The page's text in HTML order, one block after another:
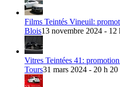
Films Teintés Vineuil:
Blois13 novembre 2024 - 12
Vitres Teintées 41:
Tours31 mars 2024 - 20 h 20